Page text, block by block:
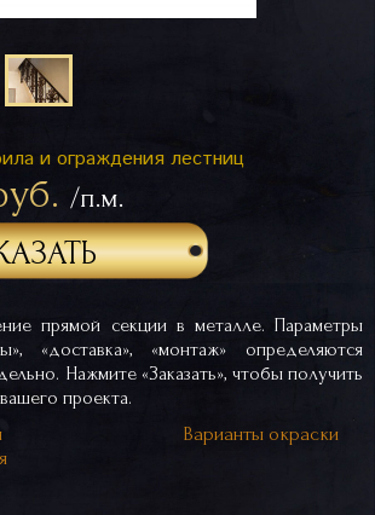
и ограждения лестниц
/п.м.
прямой секции в металле. Параметры
«доставка», «монтаж» определяются
Нажмите «Заказать», чтобы получить
проекта.
Варианты окраски